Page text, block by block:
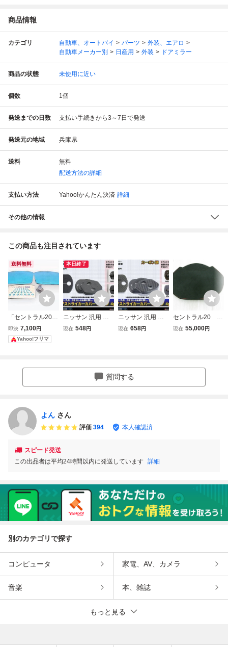
商品情報
カテゴリ 自動車、オートバイ パーツ
外装、エアロ
自動車メーカー別
日産用 外装 ドアミラー
商品の状態 未使用に近い
個数 1個
発送までの日数 支払い手続きから3～7日で発送
発送元の地域 兵庫県
送料
無料
配送方法の詳細
支払い方法 Yahoo!かんたん決済 詳細
その他の情報
この商品も注目されています
送料無料
「セントラル20」
フェアレディZ（R
Z34）用ワイドク
リアビュードアミ
即決 7,100円
Yahoo!フリマ
本日終了
ニッサン 汎用 ド
ア ストライカー
ZE1 ZE0 リーフ P
15 キックス SZ43
現在 548円
ニッサン 汎用 ド
ア ストライカー
ZE1 ZE0 リーフ P
15 キックス SZ45
現在 658円
セントラル20 R
Z34 フェアレディ
現在 55,000円
質問する
よん さん
評価 394 本人確認済
スピード発送
この出品者は平均24時間以内に発送しています 詳細
別のカテゴリで探す
コンピュータ 家電、AV、カメラ
音楽 本、雑誌
もっと見る